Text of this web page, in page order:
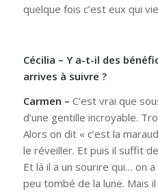
quelque fois c’est eux qui
Cécilia – Y a-t-il des
arrives à suivre ?
Carmen – C’est vrai que
d’une gentille incroyable.
Alors on dit « c’est la
le réveiller. Et puis il suffit
Et là il a un sourire qui… on a
peu tombé de la lune. Mais